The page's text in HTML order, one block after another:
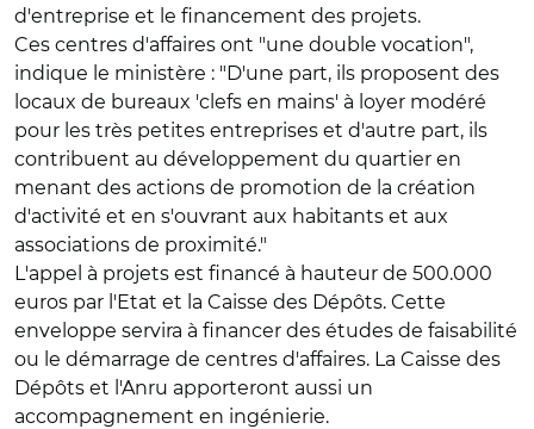
d'entreprise et le financement des projets.
Ces centres d'affaires ont "une double vocation",
indique le ministère : "D'une part, ils proposent des
locaux de bureaux 'clefs en mains' à loyer modéré
pour les très petites entreprises et d'autre part, ils
contribuent au développement du quartier en
menant des actions de promotion de la création
d'activité et en s'ouvrant aux habitants et aux
associations de proximité."
L'appel à projets est financé à hauteur de 500.000
euros par l'Etat et la Caisse des Dépôts. Cette
enveloppe servira à financer des études de faisabilité
ou le démarrage de centres d'affaires. La Caisse des
Dépôts et l'Anru apporteront aussi un
accompagnement en ingénierie.